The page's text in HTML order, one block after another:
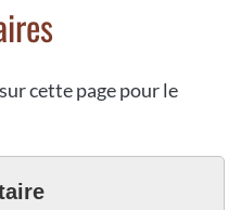
cette page pour le